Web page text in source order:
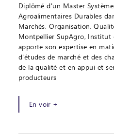
Diplômé d'un Master
Agroalimentaires Durables
Marchés, Organisation,
Montpellier SupAgro, Institut
apporte son expertise en
d'études de marché et des
de la qualité et en appui et
producteurs
En voir +